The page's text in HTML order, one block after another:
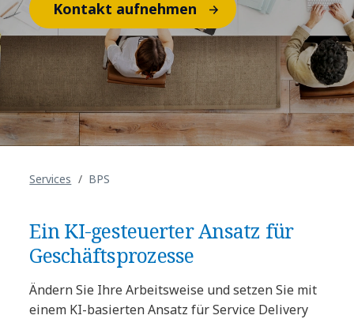
Kontakt aufnehmen
Services BPS
Ein KI-gesteuerter Ansatz für
Geschäftsprozesse
Ändern Sie Ihre Arbeitsweise und setzen Sie mit
einem KI-basierten Ansatz für Service Delivery